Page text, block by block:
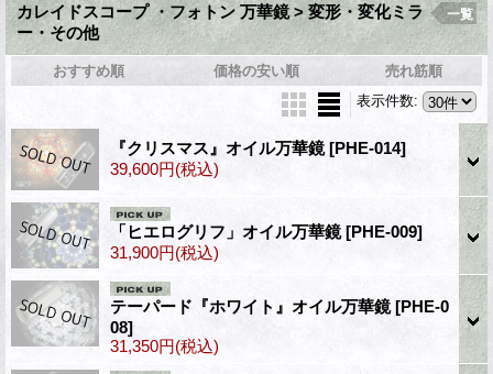
カレイドスコープ ・フォトン 万華鏡 > 変形・変化ミラ
ー・その他
一覧
おすすめ順 価格の安い順
売れ筋順
表示件数:
『クリスマス』オイル万華鏡[PHE-014]
39,600円(税込)
「ヒエログリフ」オイル万華鏡[PHE-009]
31,900円(税込)
テーパード『ホワイト』オイル万華鏡[PHE-0
08]
31,350円(税込)